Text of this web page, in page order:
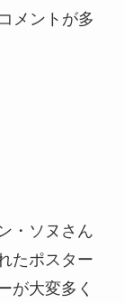
メントが多
・ソヌさん
たポスター
が大変多く